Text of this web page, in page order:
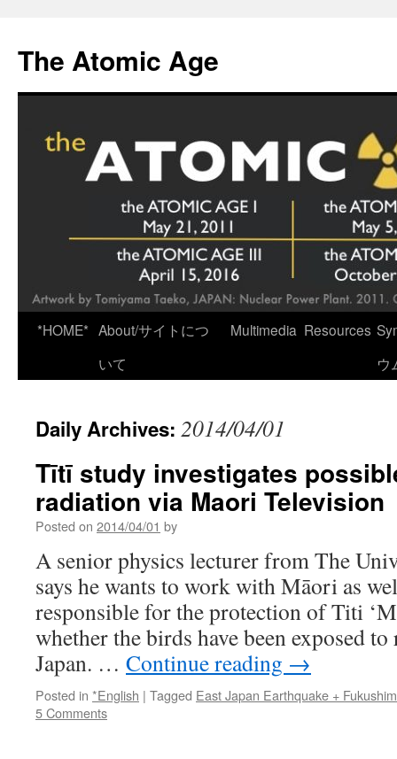
content
The Atomic Age
*HOME* About/サイトにつ
いて
Multimedia Resources
ウ
Daily Archives: 2014/04/01
Tītī study investigates
radiation via Maori Television
Posted on 2014/04/01 by
A senior physics lecturer from The
says he wants to work with Māori as
responsible for the protection of Titi
whether the birds have been exposed
Japan. … Continue reading →
Posted in *English | Tagged East Japan Earthquake +
5 Comments